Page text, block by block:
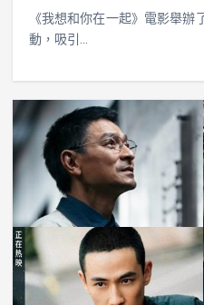
《我想和你在一起》電影舉
動，吸引…